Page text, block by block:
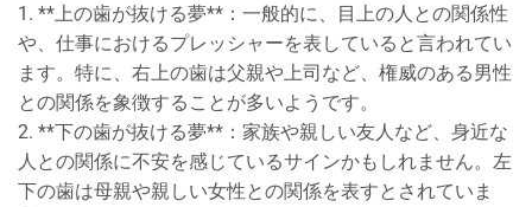
1. **上の歯が抜ける夢**：一般的に、目上の人との関係性
や、仕事におけるプレッシャーを表していると言われてい
ます。特に、右上の歯は父親や上司など、権威のある男性
との関係を象徴することが多いようです。
2. **下の歯が抜ける夢**：家族や親しい友人など、身近な
人との関係に不安を感じているサインかもしれません。左
下の歯は母親や親しい女性との関係を表すとされていま